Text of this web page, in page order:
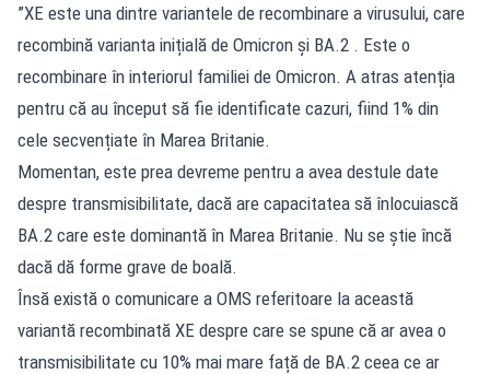
”XE este una dintre variantele de recombinare a virusului, care
recombină varianta inițială de Omicron și BA.2 . Este o
recombinare în interiorul familiei de Omicron. A atras atenția
pentru că au început să fie identificate cazuri, fiind 1% din
cele secvențiate în Marea Britanie.
Momentan, este prea devreme pentru a avea destule date
despre transmisibilitate, dacă are capacitatea să înlocuiască
BA.2 care este dominantă în Marea Britanie. Nu se știe încă
dacă dă forme grave de boală.
Însă există o comunicare a OMS referitoare la această
variantă recombinată XE despre care se spune că ar avea o
transmisibilitate cu 10% mai mare față de BA.2 ceea ce ar